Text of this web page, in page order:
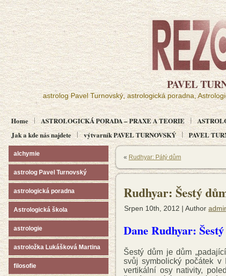
PAVEL
astrolog Pavel Turnovský, astrologická poradna,
Home ASTROLOGICKÁ PORADA – PRAXE A TEORIE
Jak a kde nás najdete
výtvarník PAVEL TURNOVSKÝ PAVEL
alchymie
astrolog Pavel Turnovský
astrologická poradna
Astrologická škola
astrologie
astroložka Lukášková Martina
filosofie
« Rudhyar: Pátý dům
Rudhyar: Šestý
Srpen 10th, 2012 | Author
Dane Rudhyar:
Šestý dům je dům
svůj symbolický počátek v
vertikální osy nativity,